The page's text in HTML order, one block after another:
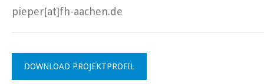
pieper[at]fh-aachen.de
DOWNLOAD PROJEKTPROFIL